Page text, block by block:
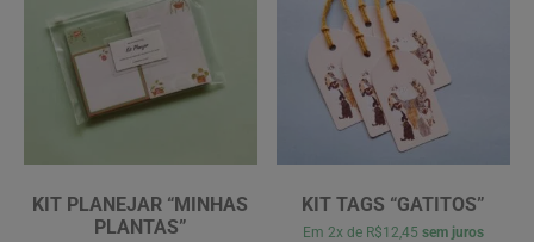
KIT PLANEJAR “MINHAS
PLANTAS”
KIT TAGS “GATITOS”
Em2x de R$12,45 sem juros